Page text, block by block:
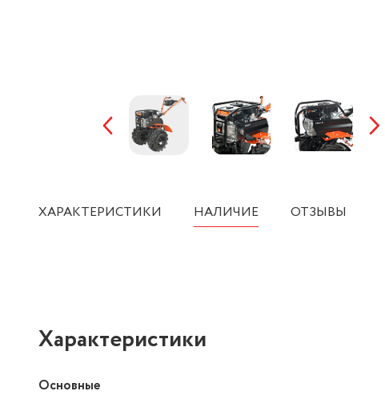
ХАРАКТЕРИСТИКИ НАЛИЧИЕ ОТЗЫВЫ
Характеристики
Основные